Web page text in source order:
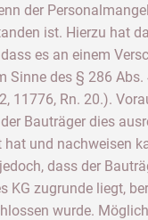
der
ist. Hierzu hat
es an einem
Sinne des § 286 Abs.
11776, Rn. 20.).
Bauträger dies
hat und nachweisen
dass der
KG zugrunde liegt,
wurde.